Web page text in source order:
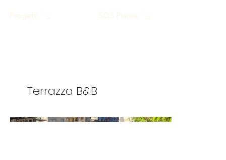
Progetti SOS Piante
Terrazza B&B